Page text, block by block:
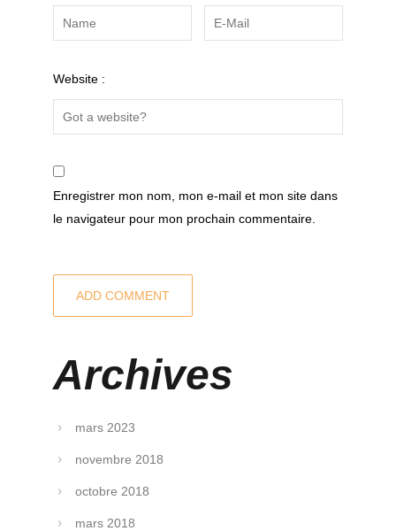
Website :
Enregistrer mon nom, mon e-mail et mon site dans
le navigateur pour mon prochain commentaire.
Archives
mars 2023
novembre 2018
octobre 2018
mars 2018